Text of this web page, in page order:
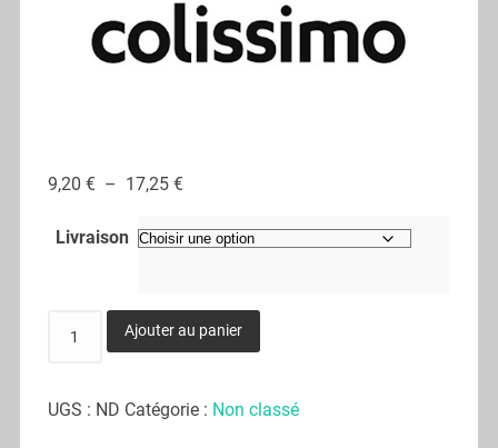
9,20 € – 17,25 €
Livraison
Ajouter au panier
UGS : ND Catégorie : Non classé